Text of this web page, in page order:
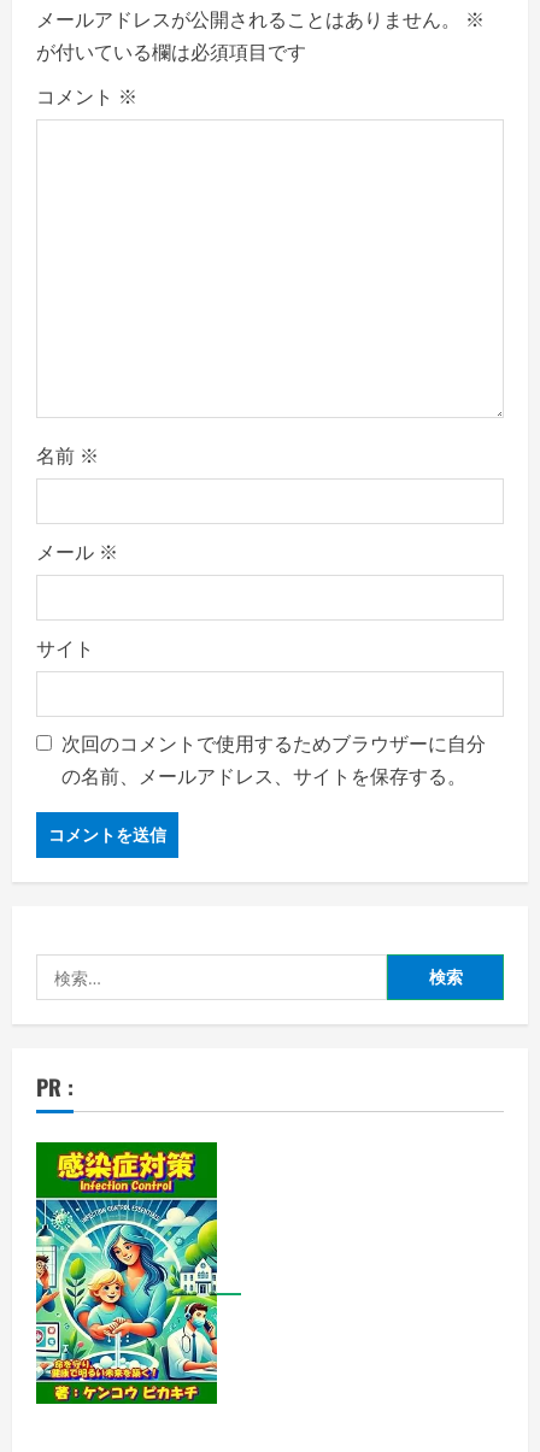
i
g
a
メールアドレスが公開されることはありません。
※
が付いている欄は必須項目です
コメント ※
名前 ※
メール ※
サイト
次回のコメントで使用するためブラウザーに自分
の名前、メールアドレス、サイトを保存する。
索:
PR :